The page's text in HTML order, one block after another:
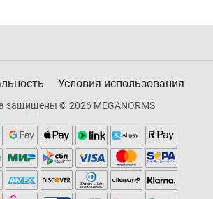
Условия использования
защищены © 2026 MEGANORMS